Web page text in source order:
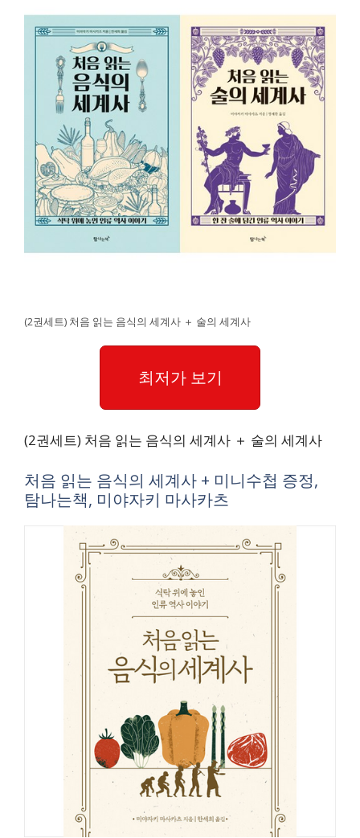
(2권세트) 처음 읽는 음식의 세계사 ＋ 술의 세계사
최저가 보기
(2권세트) 처음 읽는 음식의 세계사 ＋ 술의 세계사
처음 읽는 음식의 세계사 + 미니수첩 증정,
탐나는책, 미야자키 마사카츠